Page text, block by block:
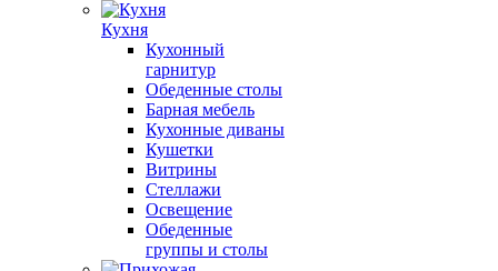
Кухня
Кухонный
гарнитур
Обеденные столы
Барная мебель
Кухонные диваны
Кушетки
Витрины
Стеллажи
Освещение
Обеденные
группы и столы